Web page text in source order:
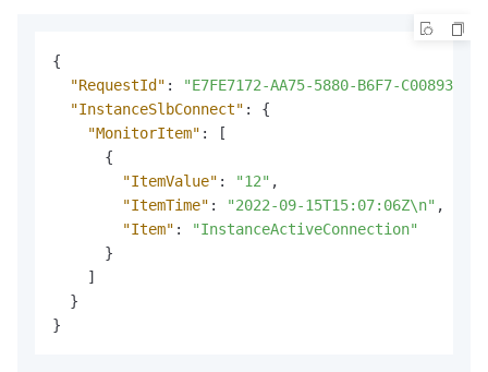
{
"RequestId" :
"E7FE7172-AA75-5880-B6F7-
"InstanceSlbConnect" :
{
"MonitorItem" :
[
{
"ItemValue" : "12" ,
"ItemTime" : "2022-09-15T15:07:06Z\n" ,
"Item" :
"InstanceActiveConnection"
}
]
}
}